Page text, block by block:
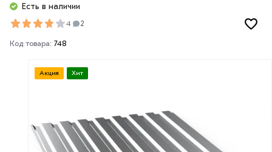
Есть в наличии
4 2
Код товара: 748
Акция Хит